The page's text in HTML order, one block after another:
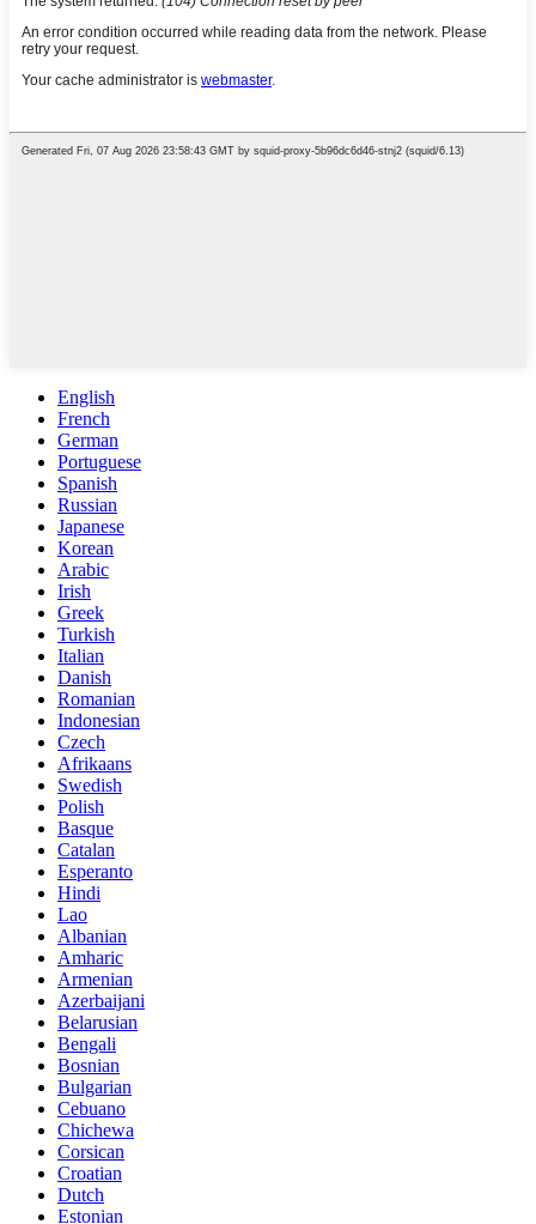
English
French
German
Portuguese
Spanish
Russian
Japanese
Korean
Arabic
Irish
Greek
Turkish
Italian
Danish
Romanian
Indonesian
Czech
Afrikaans
Swedish
Polish
Basque
Catalan
Esperanto
Hindi
Lao
Albanian
Amharic
Armenian
Azerbaijani
Belarusian
Bengali
Bosnian
Bulgarian
Cebuano
Chichewa
Corsican
Croatian
Dutch
Estonian